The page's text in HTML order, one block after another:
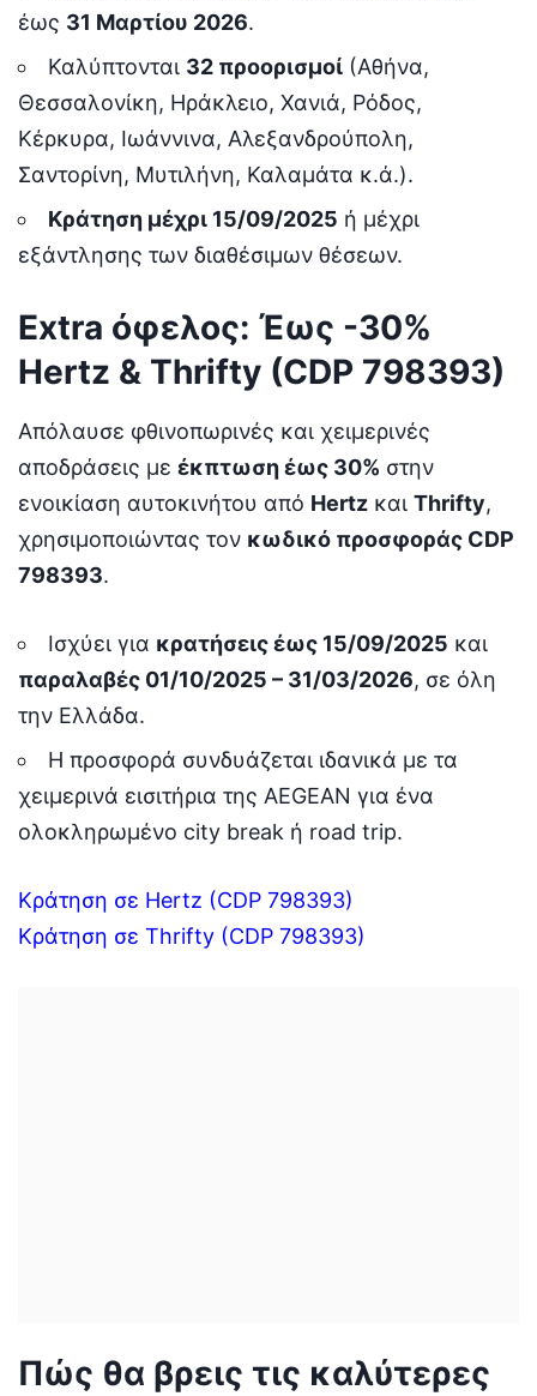
έως 31 Μαρτίου 2026.
Καλύπτονται 32 προορισμοί (Αθήνα,
Θεσσαλονίκη, Ηράκλειο, Χανιά, Ρόδος,
Κέρκυρα, Ιωάννινα, Αλεξανδρούπολη,
Σαντορίνη, Μυτιλήνη, Καλαμάτα κ.ά.).
Κράτηση μέχρι 15/09/2025 ή μέχρι
εξάντλησης των διαθέσιμων θέσεων.
Extra όφελος: Έως -30%
Hertz & Thrifty (CDP 798393)
Απόλαυσε φθινοπωρινές και χειμερινές
αποδράσεις με έκπτωση έως 30% στην
ενοικίαση αυτοκινήτου από Hertz και Thrifty,
χρησιμοποιώντας τον κωδικό προσφοράς CDP
798393.
Ισχύει για κρατήσεις έως 15/09/2025 και
παραλαβές 01/10/2025 – 31/03/2026, σε όλη
την Ελλάδα.
Η προσφορά συνδυάζεται ιδανικά με τα
χειμερινά εισιτήρια της AEGEAN για ένα
ολοκληρωμένο city break ή road trip.
Κράτηση σε Hertz (CDP 798393)
Κράτηση σε Thrifty (CDP 798393)
Πώς θα βρεις τις καλύτερες